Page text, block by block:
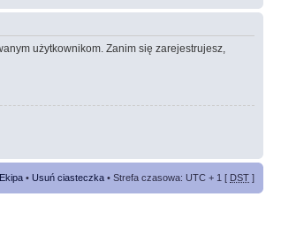
użytkownikom. Zanim się zarejestrujesz,
Ekipa • Usuń ciasteczka • Strefa czasowa: UTC + 1 [ DST ]